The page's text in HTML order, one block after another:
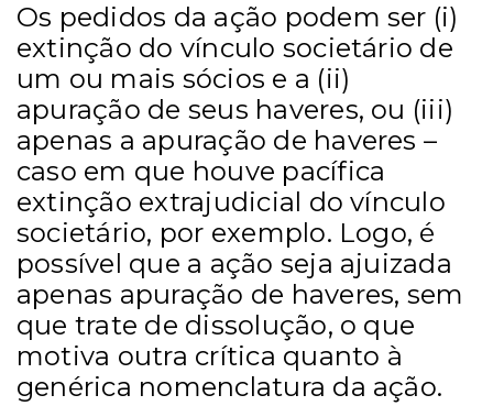
Os pedidos da ação podem ser (i)
extinção do vínculo societário de
um ou mais sócios e a (ii)
apuração de seus haveres, ou (iii)
apenas a apuração de haveres –
caso em que houve pacífica
extinção extrajudicial do vínculo
societário, por exemplo. Logo, é
possível que a ação seja ajuizada
apenas apuração de haveres, sem
que trate de dissolução, o que
motiva outra crítica quanto à
genérica nomenclatura da ação.